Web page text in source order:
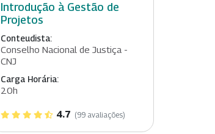
Introdução à Gestão de
Projetos
Conteudista:
Conselho Nacional de Justiça -
CNJ
Carga Horária:
20h
4.7 (99 avaliações)